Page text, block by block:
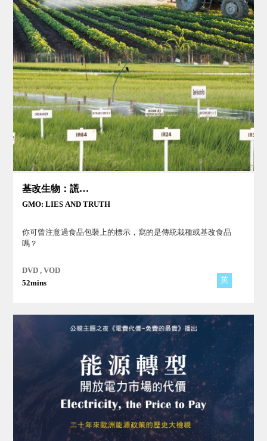
基改生物：謊言與真相
GMO: LIES AND TRUTH
你可曾注意過食品包裝上的標示，寫的是傳統栽種或基改食品
嗎？
DVD , VOD
52mins
英